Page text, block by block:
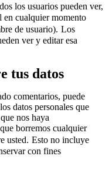
los usuarios pueden ver,
en cualquier momento
de usuario). Los
ver y editar esa
tus datos
comentarios, puede
datos personales que
nos haya
borremos cualquier
usted. Esto no incluye
con fines